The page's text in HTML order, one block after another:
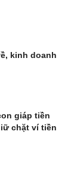
kinh doanh
giáp tiền
chặt ví tiền